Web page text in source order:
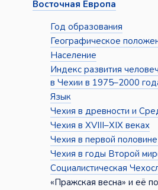
Восточная Европа
Год образования
Географическое
Население
Индекс развития
в Чехии в 1975–2000
Язык
Чехия в древности и
Чехия в XVIII–XIX веках
Чехия в первой
Чехия в годы Второй
Социалистическая
«Пражская весна» и её